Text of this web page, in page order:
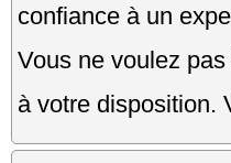
confiance à un
Vous ne voulez
à votre disposition.